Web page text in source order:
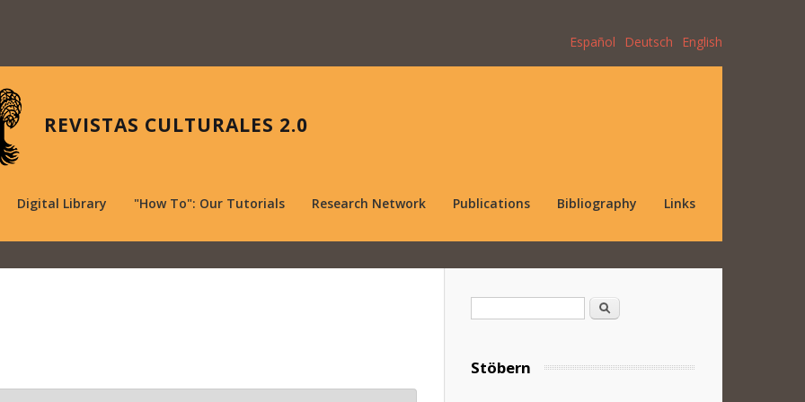
Español Deutsch English
REVISTAS CULTURALES 2.0
Digital Library "How To": Our Tutorials Research Network Publications Bibliography Links
Search
Stöbern